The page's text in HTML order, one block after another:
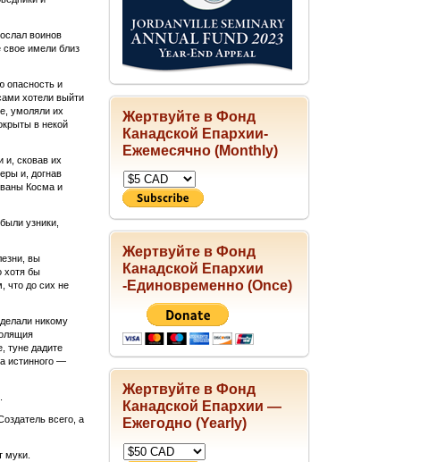
Жертвуйте в Фонд
Канадской Епархии-
Ежемесячно (Monthly)
Жертвуйте в Фонд
Канадской Епархии
-Единовременно (Once)
Жертвуйте в Фонд
Канадской Епархии —
Ежегодно (Yearly)
воинов
свое имели близ
опасность и
хотели выйти
умоляли их
в некой
и, сковав их
и, догнав
Косма и
узники,
вы
хотя бы
что до сих не
никому
туне дадите
истинного —
всего, а
муки.